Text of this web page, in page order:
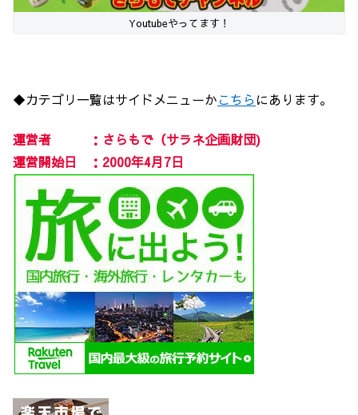
Youtubeやってます！
◆カテゴリ一覧はサイドメニューかこちら にあります。
運営者 ：さらもで（サラネ企画財団)
運営開始日 ：2000年4月7日